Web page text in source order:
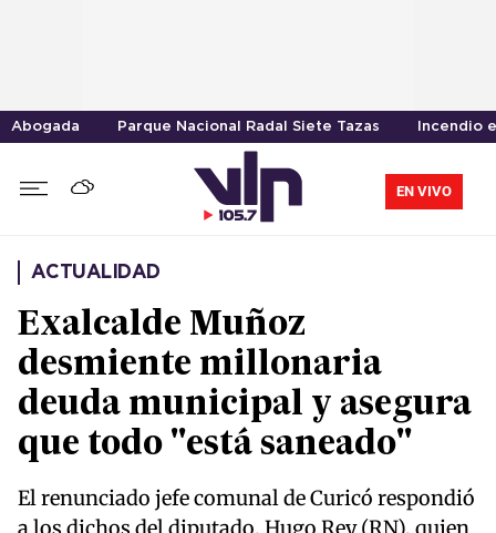
Abogada Parque Nacional Radal Siete Tazas Incendio
EN VIVO
ACTUALIDAD
Exalcalde Muñoz
desmiente millonaria
deuda municipal y asegura
que todo "está saneado"
El renunciado jefe comunal de Curicó respondió